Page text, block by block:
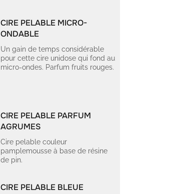
CIRE PELABLE MICRO-
ONDABLE
Un gain de temps considérable
pour cette cire unidose qui fond au
micro-ondes. Parfum fruits rouges.
CIRE PELABLE PARFUM
AGRUMES
Cire pelable couleur
pamplemousse à base de résine
de pin.
CIRE PELABLE BLEUE